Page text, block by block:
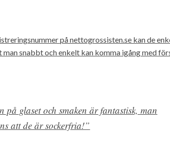
på nettogrossisten.se kan de
snabbt och enkelt kan komma igång med
glaset och smaken är fantastisk, man
att de är sockerfria!”